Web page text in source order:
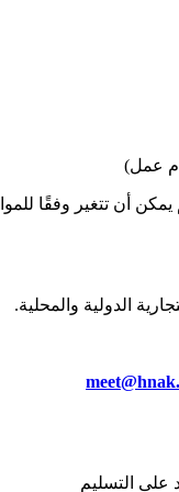
يمكن أن تتغير وفقًا
الدولية والمحلية.
على التسليم